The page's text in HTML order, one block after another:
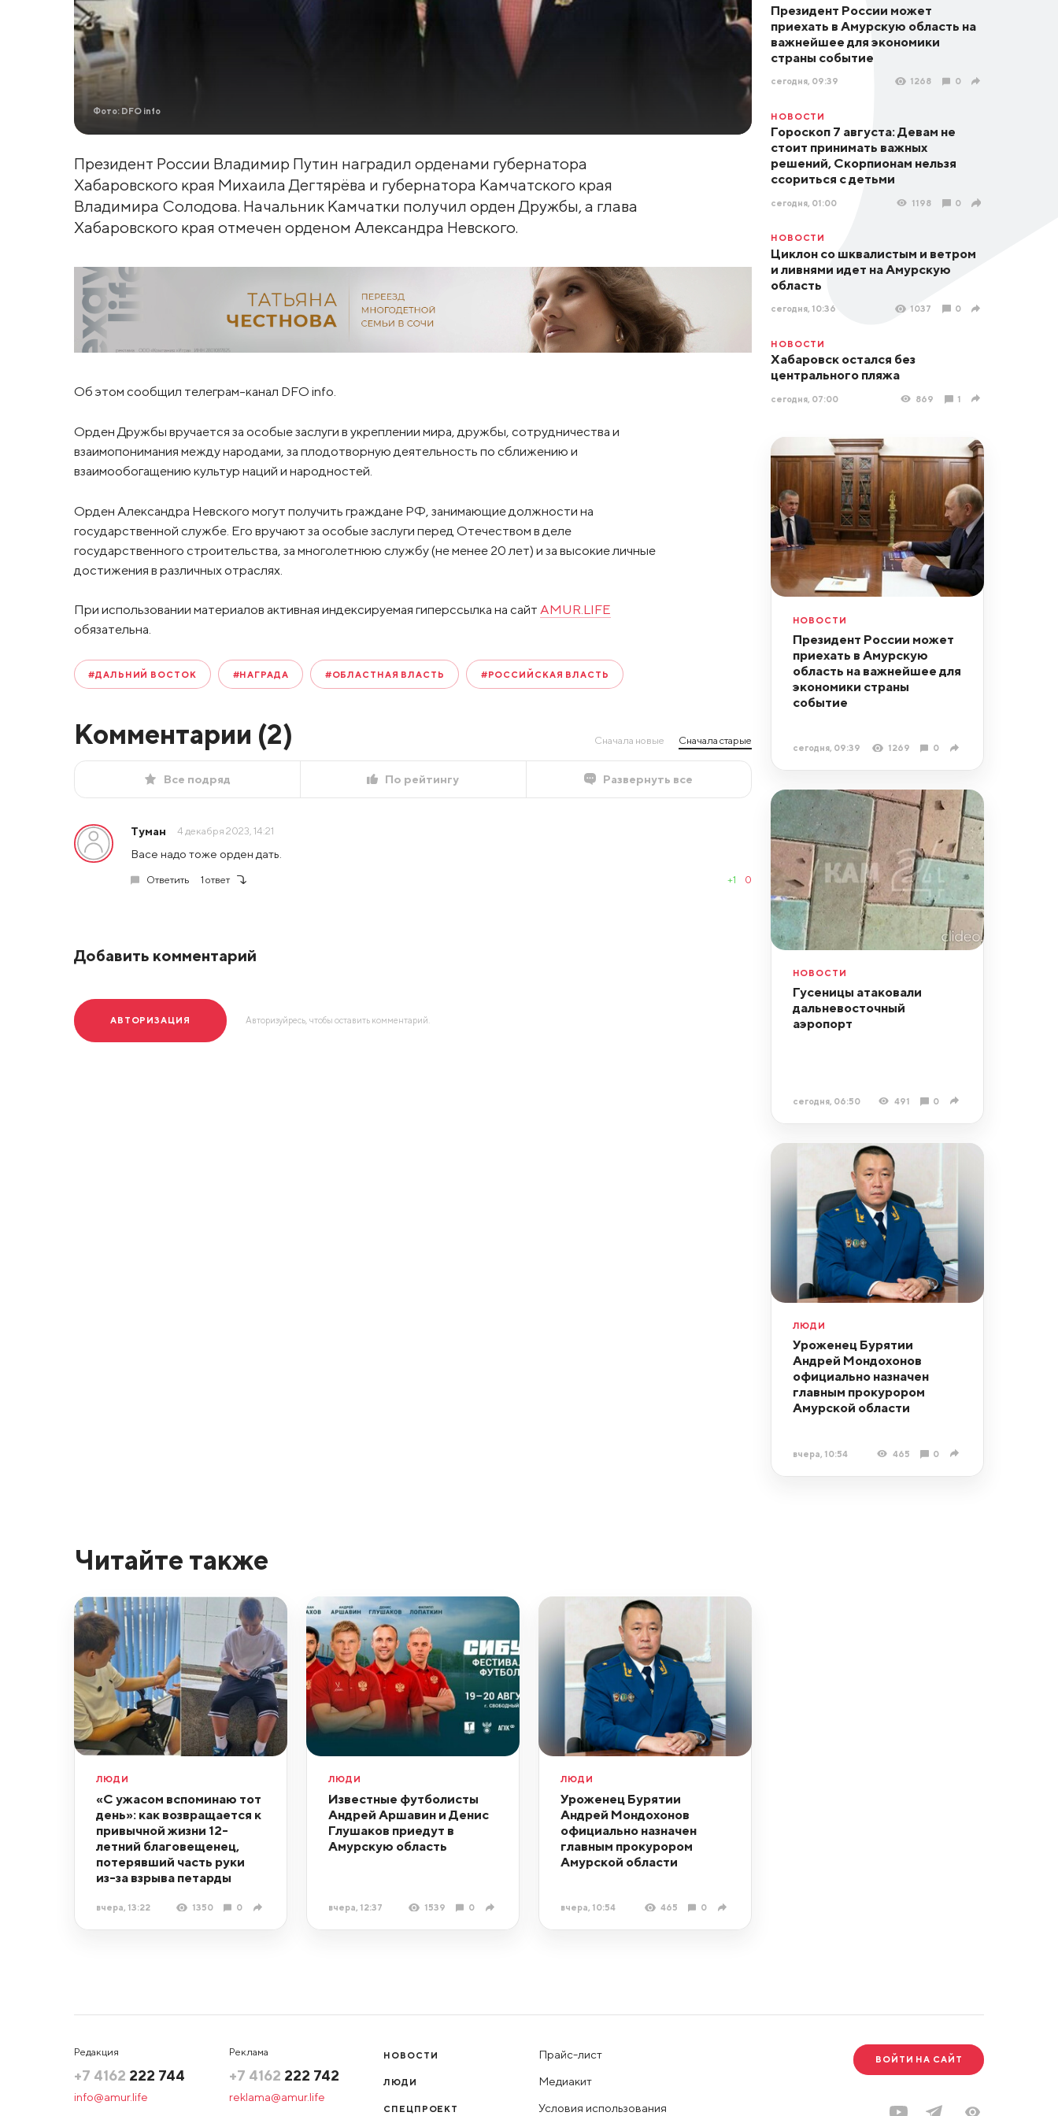
Фото: DFO info
Президент России Владимир Путин наградил орденами губернатора
Хабаровского края Михаила Дегтярёва и губернатора Камчатского края
Владимира Солодова. Начальник Камчатки получил орден Дружбы, а глава
Хабаровского края отмечен орденом Александра Невского.
Об этом сообщил телеграм-канал DFO info.
Орден Дружбы вручается за особые заслуги в укреплении мира, дружбы, сотрудничества и
взаимопонимания между народами, за плодотворную деятельность по сближению и
взаимообогащению культур наций и народностей.
Орден Александра Невского могут получить граждане РФ, занимающие должности на
государственной службе. Его вручают за особые заслуги перед Отечеством в деле
государственного строительства, за многолетнюю службу (не менее 20 лет) и за высокие личные
достижения в различных отраслях.
При использовании материалов активная индексируемая гиперссылка на сайт AMUR.LIFE
обязательна.
#ДАЛЬНИЙ ВОСТОК #НАГРАДА #ОБЛАСТНАЯ ВЛАСТЬ #РОССИЙСКАЯ ВЛАСТЬ
Комментарии (2) Сначала новые Сначала старые
Все подряд По рейтингу Развернуть все
Туман 4 декабря 2023, 14:21
Васе надо тоже орден дать.
Ответить 1 ответ +1 0
Добавить комментарий
АВТОРИЗАЦИЯ Авторизуйресь, чтобы оставить комментарий.
Президент России может
приехать в Амурскую область на
важнейшее для экономики
страны событие
сегодня, 09:39 1268 0
НОВОСТИ
Гороскоп 7 августа: Девам не
стоит принимать важных
решений, Скорпионам нельзя
ссориться с детьми
сегодня, 01:00 1198 0
НОВОСТИ
Циклон со шквалистым и ветром
и ливнями идет на Амурскую
область
сегодня, 10:36 1037 0
НОВОСТИ
Хабаровск остался без
центрального пляжа
сегодня, 07:00 869 1
НОВОСТИ
Президент России может
приехать в Амурскую
область на важнейшее для
экономики страны
событие
сегодня, 09:39 1269 0
НОВОСТИ
Гусеницы атаковали
дальневосточный
аэропорт
сегодня, 06:50 491 0
ЛЮДИ
Уроженец Бурятии
Андрей Мондохонов
официально назначен
главным прокурором
Амурской области
вчера, 10:54 465 0
Читайте также
ЛЮДИ
«С ужасом вспоминаю тот
день»: как возвращается к
привычной жизни 12-
летний благовещенец,
потерявший часть руки
из-за взрыва петарды
вчера, 13:22 1350 0
ЛЮДИ
Известные футболисты
Андрей Аршавин и Денис
Глушаков приедут в
Амурскую область
вчера, 12:37 1539 0
ЛЮДИ
Уроженец Бурятии
Андрей Мондохонов
официально назначен
главным прокурором
Амурской области
вчера, 10:54 465 0
Редакция
+7 4162 222 744
info@amur.life
Реклама
+7 4162 222 742
reklama@amur.life
НОВОСТИ
ЛЮДИ
СПЕЦПРОЕКТ
Прайс-лист
Медиакит
Условия использования
ВОЙТИ НА САЙТ